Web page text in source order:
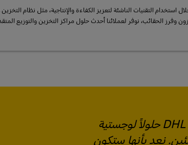
وفرز الحقائب، نوفر لعملائنا أحدث حلول مراكز التخزين والتوزيع
"لن يصبح اللون الأحمر والأصفر موضة قديمة أبدًا، وكذلك توفر DHL حلولاً لوجستية
نعد بأنها ستكون